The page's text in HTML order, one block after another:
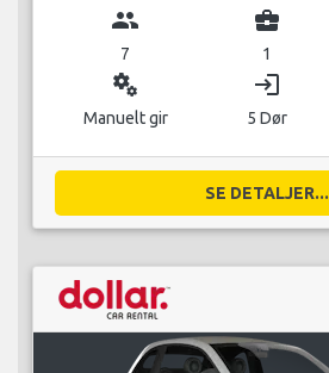
group
7
business_center
1
miscellaneous_services
Manuelt gir
login
5 Dør
SE DETALJER...